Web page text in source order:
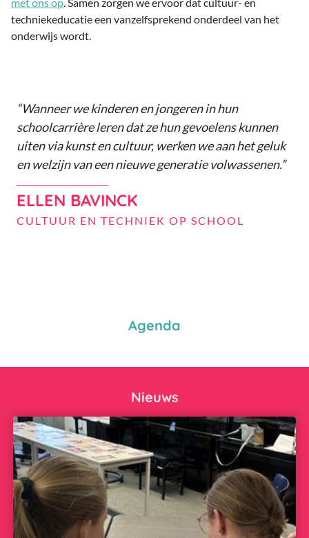
techniekeducatie een vanzelfsprekend onderdeel van het
onderwijs wordt.
Wanneer we kinderen en jongeren in hun
schoolcarrière leren dat ze hun gevoelens kunnen
uiten via kunst en cultuur, werken we aan het geluk
en welzijn van een nieuwe generatie volwassenen.
ELLEN BAVINCK
CULTUUR EN TECHNIEK OP SCHOOL
Agenda
Nieuws